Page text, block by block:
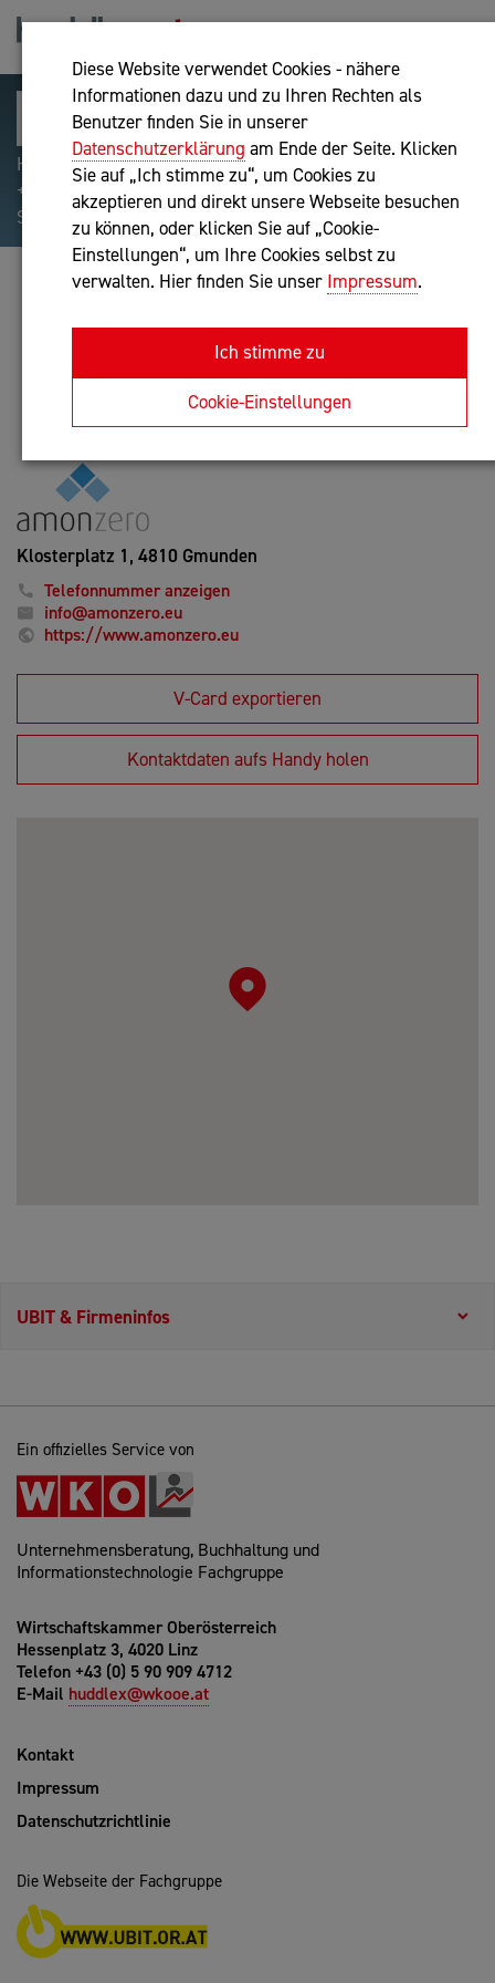
Diese Website verwendet Cookies - nähere
Informationen dazu und zu Ihren Rechten als
Benutzer finden Sie in unserer
Datenschutzerklärung am Ende der Seite. Klicken
Sie auf „Ich stimme zu“, um Cookies zu
akzeptieren und direkt unsere Webseite besuchen
zu können, oder klicken Sie auf „Cookie-
Einstellungen“, um Ihre Cookies selbst zu
verwalten. Hier finden Sie unser Impressum.
Ich stimme zu
Cookie-Einstellungen
Hilfreiche Suchparameter: Begriff einschließen:
+webshop, Begriff ausschließen: -webshop, Exakter
Suchbegriff: "internet of things"
AMONZERO E.U.
IT-Dienstleistung
Anfrage oder Rückruf
Klosterplatz 1, 4810 Gmunden
Telefonnummer anzeigen
info@amonzero.eu
https://www.amonzero.eu
V-Card exportieren
Kontaktdaten aufs Handy holen
UBIT & Firmeninfos
Ein offizielles Service von
Unternehmensberatung, Buchhaltung und
Informationstechnologie Fachgruppe
Wirtschaftskammer Oberösterreich
Hessenplatz 3, 4020 Linz
Telefon +43 (0) 5 90 909 4712
E-Mail huddlex@wkooe.at
Kontakt
Impressum
Datenschutzrichtlinie
Die Webseite der Fachgruppe